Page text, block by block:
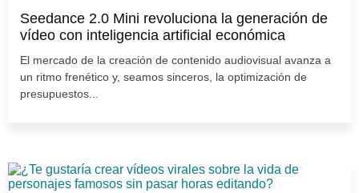
Seedance 2.0 Mini revoluciona la generación de
vídeo con inteligencia artificial económica
El mercado de la creación de contenido audiovisual avanza a
un ritmo frenético y, seamos sinceros, la optimización de
presupuestos...